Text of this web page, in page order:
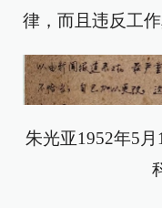
律，而且违反工
朱光亚1952年5